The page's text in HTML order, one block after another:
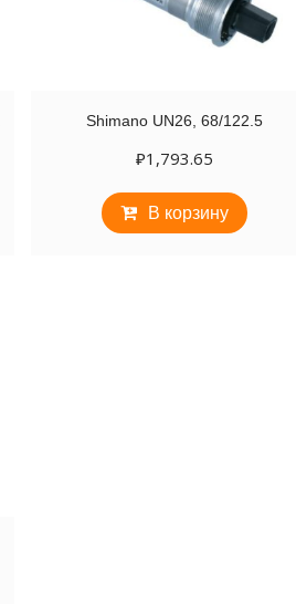
Shimano UN26, 68/122.5
₽1,793.65
В корзину